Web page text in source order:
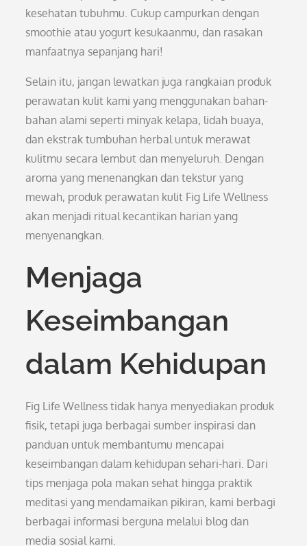
kesehatan tubuhmu. Cukup campurkan dengan
smoothie atau yogurt kesukaanmu, dan rasakan
manfaatnya sepanjang hari!
Selain itu, jangan lewatkan juga rangkaian produk
perawatan kulit kami yang menggunakan bahan-
bahan alami seperti minyak kelapa, lidah buaya,
dan ekstrak tumbuhan herbal untuk merawat
kulitmu secara lembut dan menyeluruh. Dengan
aroma yang menenangkan dan tekstur yang
mewah, produk perawatan kulit Fig Life Wellness
akan menjadi ritual kecantikan harian yang
menyenangkan.
Menjaga
Keseimbangan
dalam Kehidupan
Fig Life Wellness tidak hanya menyediakan produk
fisik, tetapi juga berbagai sumber inspirasi dan
panduan untuk membantumu mencapai
keseimbangan dalam kehidupan sehari-hari. Dari
tips menjaga pola makan sehat hingga praktik
meditasi yang mendamaikan pikiran, kami berbagi
berbagai informasi berguna melalui blog dan
media sosial kami.